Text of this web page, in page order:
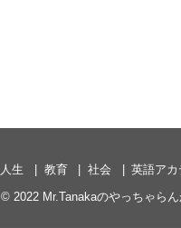
人生 教育 社会
英語ア
© 2022 Mr.Tanakaのやっちゃら